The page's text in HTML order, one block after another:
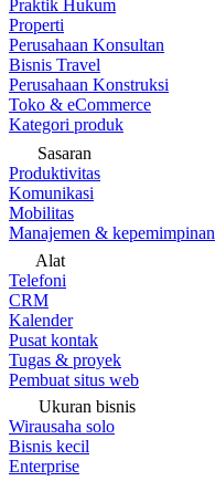
Praktik Hukum
Properti
Perusahaan Konsultan
Bisnis Travel
Perusahaan Konstruksi
Toko & eCommerce
Kategori produk
Sasaran
Produktivitas
Komunikasi
Mobilitas
Manajemen & kepemimpinan
Alat
Telefoni
CRM
Kalender
Pusat kontak
Tugas & proyek
Pembuat situs web
Ukuran bisnis
Wirausaha solo
Bisnis kecil
Enterprise